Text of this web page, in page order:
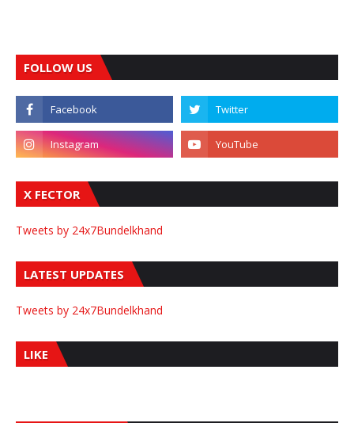
FOLLOW US
X FECTOR
Tweets by 24x7Bundelkhand
LATEST UPDATES
Tweets by 24x7Bundelkhand
LIKE